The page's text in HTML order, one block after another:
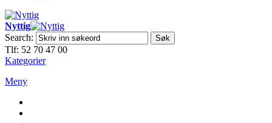
Nyttig
Search:
Søk
Tlf: 52 70 47 00
Kategorier
Meny